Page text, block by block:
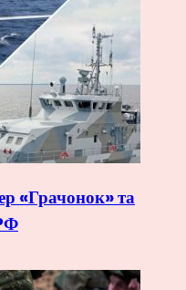
«Грачонок» та